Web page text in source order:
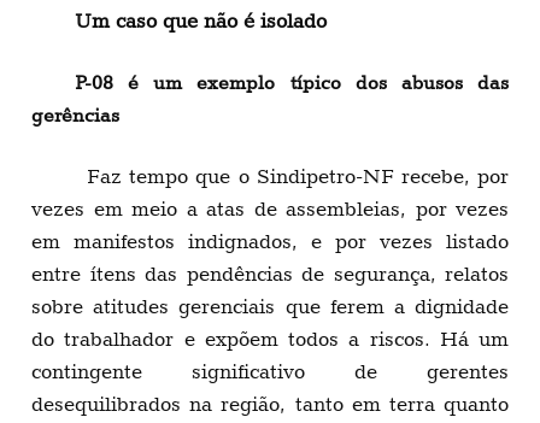
Um caso que não é isolado
P-08 é um exemplo típico dos abusos das
gerências
Faz tempo que o Sindipetro-NF recebe, por
vezes em meio a atas de assembleias, por vezes
em manifestos indignados, e por vezes listado
entre ítens das pendências de segurança, relatos
sobre atitudes gerenciais que ferem a dignidade
do trabalhador e expõem todos a riscos. Há um
contingente significativo de gerentes
desequilibrados na região, tanto em terra quanto